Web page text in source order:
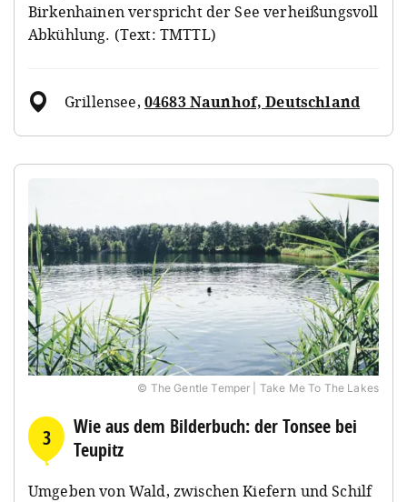
Birkenhainen verspricht der See verheißungsvoll
Abkühlung. (Text: TMTTL)
Grillensee, 04683 Naunhof, Deutschland
© The Gentle Temper | Take Me To The Lakes
3
Wie aus dem Bilderbuch: der Tonsee bei
Teupitz
Umgeben von Wald, zwischen Kiefern und Schilf